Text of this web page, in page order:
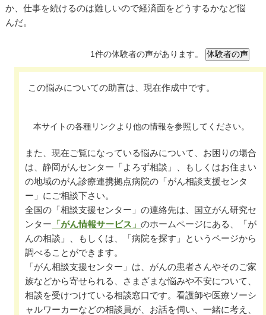
か、仕事を続けるのは難しいので経済面をどうするかなど悩
んだ。
1件の体験者の声があります。
この悩みについての助言は、現在作成中です。
本サイトの各種リンクより他の情報を参照してください。
また、現在ご覧になっている悩みについて、お困りの場合
は、静岡がんセンター「よろず相談」、もしくはお住まい
の地域のがん診療連携拠点病院の「がん相談支援センタ
ー」にご相談下さい。
全国の「相談支援センター」の連絡先は、国立がん研究セ
ンター 「がん情報サービス」のホームページにある、「が
んの相談」、もしくは、「病院を探す」というページから
調べることができます。
「がん相談支援センター」は、がんの患者さんやそのご家
族などから寄せられる、さまざまな悩みや不安について、
相談を受けつけている相談窓口です。看護師や医療ソーシ
ャルワーカーなどの相談員が、お話を伺い、一緒に考え、